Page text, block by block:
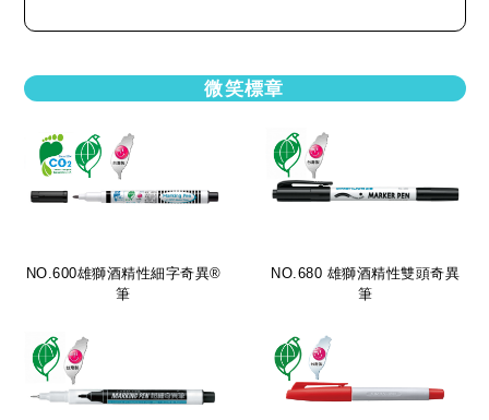
微笑標章
NO.600雄獅酒精性細字奇異®
筆
NO.680 雄獅酒精性雙頭奇異
筆